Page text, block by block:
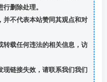
行删除处理。
不代表本站赞同其观点和对
载任何违法的相关信息，访
链接失效，请联系我们我们